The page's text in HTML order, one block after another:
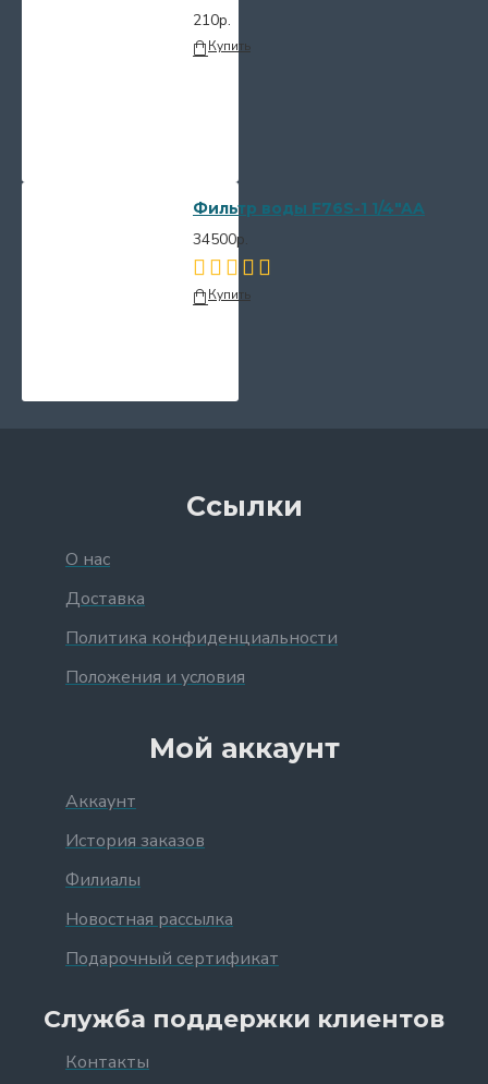
210р.
Купить
Фильтр воды F76S-1 1/4"AA
34500р.
Купить
Ссылки
О нас
Доставка
Политика конфиденциальности
Положения и условия
Мой аккаунт
Аккаунт
История заказов
Филиалы
Новостная рассылка
Подарочный сертификат
Служба поддержки клиентов
Контакты